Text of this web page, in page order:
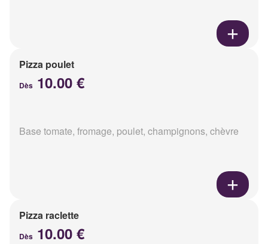
Pizza poulet
Dès 10.00 €
Base tomate, fromage, poulet, champignons, chèvre
Pizza raclette
Dès 10.00 €